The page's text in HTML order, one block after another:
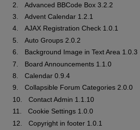
Advanced BBCode Box 3.2.2
Advent Calendar 1.2.1
AJAX Registration Check 1.0.1
Auto Groups 2.0.2
Background Image in Text Area 1.0.3
Board Announcements 1.1.0
Calendar 0.9.4
Collapsible Forum Categories 2.0.0
Contact Admin 1.1.10
Cookie Settings 1.0.0
Copyright in footer 1.0.1